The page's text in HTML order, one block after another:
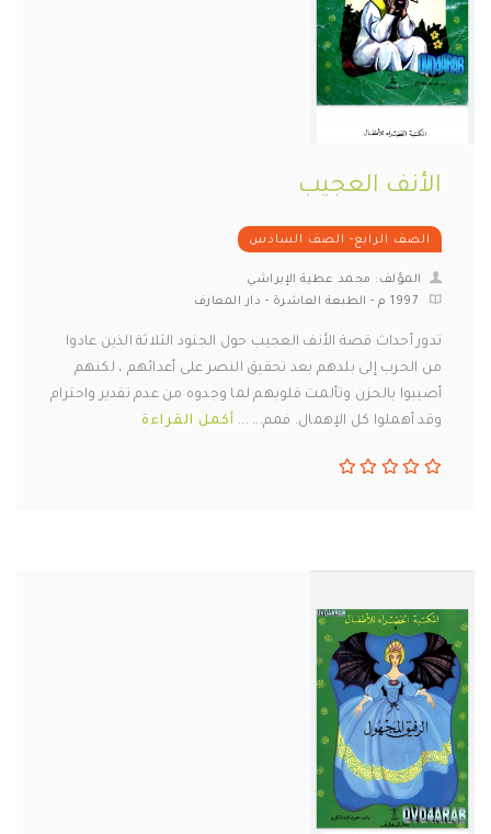
الأنف العجيب
الصف الرابع- الصف السادس
المؤلف: محمد عطية الإبراشي
تدور أحداث قصة الأنف العجيب حول الجنود الثلاثة الذين عادوا
من الحرب إلى بلدهم بعد تحقيق النصر على أعدائهم ، لكنهم
أصيبوا بالحزن وتألمت قلوبهم لما وجدوه من عدم تقدير واحترام
وقد أهملوا كل الإهمال. فمم... ... أكمل القراءة